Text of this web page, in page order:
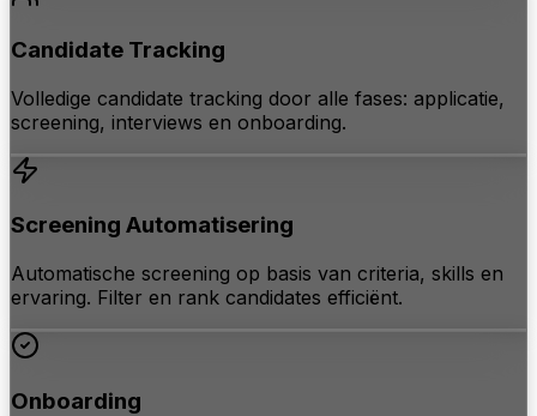
Candidate Tracking
Volledige candidate tracking door alle fases: applicatie,
screening, interviews en onboarding.
Screening Automatisering
Automatische screening op basis van criteria, skills en
ervaring. Filter en rank candidates efficiënt.
Onboarding